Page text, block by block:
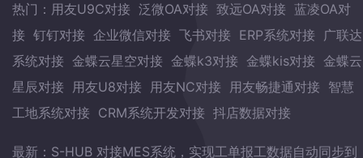
热门： 用友U9C对接 泛微OA对接 致远OA对接 蓝凌OA对
接 钉钉对接 企业微信对接 飞书对接 ERP系统对接 广联达
系统对接 金蝶云星空对接 金蝶k3对接 金蝶kis对接 金蝶云
星辰对接 用友U8对接 用友NC对接 用友畅捷通对接 智慧
工地系统对接 CRM系统开发对接 抖店数据对接
最新： S-HUB 对接MES系统，实现工单报工数据自动同步到